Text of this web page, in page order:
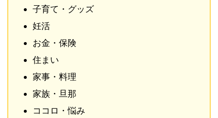
子育て・グッズ
妊活
お金・保険
住まい
家事・料理
家族・旦那
ココロ・悩み